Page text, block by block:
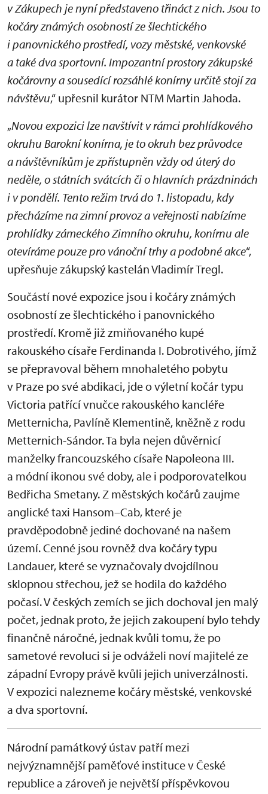
v Zákupech je nyní představeno třináct z nich. Jsou to
kočáry známých osobností ze šlechtického
i panovnického prostředí, vozy městské, venkovské
a také dva sportovní. Impozantní prostory zákupské
kočárovny a sousedící rozsáhlé konírny určitě stojí za
návštěvu,“ upřesnil kurátor NTM Martin Jahoda.
„Novou expozici lze navštívit v rámci prohlídkového
okruhu Barokní konírna, je to okruh bez průvodce
a návštěvníkům je zpřístupněn vždy od úterý do
neděle, o státních svátcích či o hlavních prázdninách
i v pondělí. Tento režim trvá do 1. listopadu, kdy
přecházíme na zimní provoz a veřejnosti nabízíme
prohlídky zámeckého Zimního okruhu, konírnu ale
otevíráme pouze pro vánoční trhy a podobné akce“,
upřesňuje zákupský kastelán Vladimír Tregl.
Součástí nové expozice jsou i kočáry známých
osobností ze šlechtického i panovnického
prostředí. Kromě již zmiňovaného kupé
rakouského císaře Ferdinanda I. Dobrotivého, jímž
se přepravoval během mnohaletého pobytu
v Praze po své abdikaci, jde o výletní kočár typu
Victoria patřící vnučce rakouského kancléře
Metternicha, Pavlíně Klementině, kněžně z rodu
Metternich-Sándor. Ta byla nejen důvěrnicí
manželky francouzského císaře Napoleona III.
a módní ikonou své doby, ale i podporovatelkou
Bedřicha Smetany. Z městských kočárů zaujme
anglické taxi Hansom–Cab, které je
pravděpodobně jediné dochované na našem
území. Cenné jsou rovněž dva kočáry typu
Landauer, které se vyznačovaly dvojdílnou
sklopnou střechou, jež se hodila do každého
počasí. V českých zemích se jich dochoval jen malý
počet, jednak proto, že jejich zakoupení bylo tehdy
finančně náročné, jednak kvůli tomu, že po
sametové revoluci si je odváželi noví majitelé ze
západní Evropy právě kvůli jejich univerzálnosti.
V expozici nalezneme kočáry městské, venkovské
a dva sportovní.
Národní památkový ústav patří mezi
nejvýznamnější paměťové instituce v České
republice a zároveň je největší příspěvkovou